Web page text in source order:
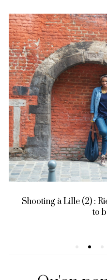
Shooting à Lille (2) :
to